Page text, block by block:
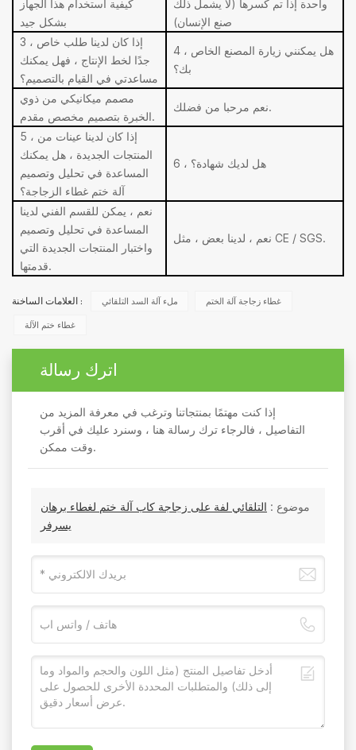
كيفية استخدام هذا الجهاز
بشكل جيد
واحدة إذا تم كسرها (لا يشمل ذلك
صنع الإنسان)
3 ، إذا كان لدينا طلب خاص
جدًا لخط الإنتاج ، فهل يمكنك
مساعدتي في القيام بالتصميم؟
4 ، هل يمكنني زيارة المصنع الخاص
بك؟
مصمم ميكانيكي من ذوي
الخبرة بتصميم مخصص مقدم.
نعم مرحبا من فضلك.
5 ، إذا كان لدينا عينات من
المنتجات الجديدة ، هل يمكنك
المساعدة في تحليل وتصميم
آلة ختم غطاء الزجاجة؟
6 ، هل لديك شهادة؟
نعم ، يمكن للقسم الفني لدينا
المساعدة في تحليل وتصميم
واختبار المنتجات الجديدة التي
قدمتها.
نعم ، لدينا بعض ، مثل CE / SGS.
العلامات الساخنة : ملء آلة السد التلقائي غطاء زجاجة آلة الختم
غطاء ختم الآلة
اترك رسالة
إذا كنت مهتمًا بمنتجاتنا وترغب في معرفة المزيد من
التفاصيل ، فالرجاء ترك رسالة هنا ، وسنرد عليك في أقرب
وقت ممكن.
موضوع : التلقائي لفة على زجاجة كاب آلة ختم لغطاء برهان
يسرفر